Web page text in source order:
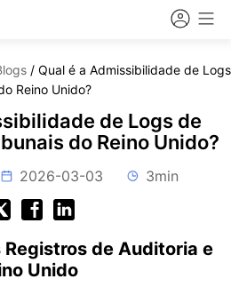
/ Qual é a Admissibilidade de Logs
Reino Unido?
de Logs de
do Reino Unido?
2026-03-03 3min
de Auditoria e
Unido